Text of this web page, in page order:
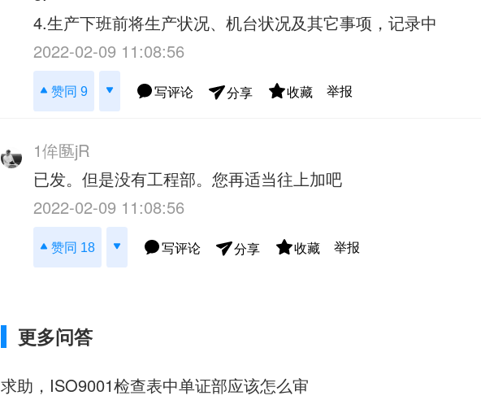
4.生产下班前将生产状况、机台状况及其它事项，记录中
2022-02-09 11:08:56
赞同 9 写评论 分享 收藏 举报
1侔匦jR
已发。但是没有工程部。您再适当往上加吧
2022-02-09 11:08:56
赞同 18 写评论 分享 收藏 举报
更多问答
求助，ISO9001检查表中单证部应该怎么审